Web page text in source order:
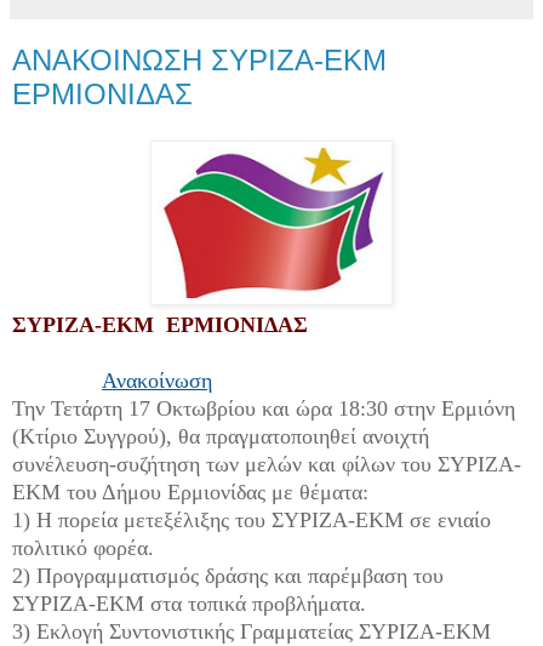
ΑΝΑΚΟΙΝΩΣΗ ΣΥΡΙΖΑ-ΕΚΜ
ΕΡΜΙΟΝΙΔΑΣ
ΣΥΡΙΖΑ-ΕΚΜ ΕΡΜΙΟΝΙΔΑΣ
Ανακοίνωση
Την Τετάρτη 17 Οκτωβρίου και ώρα 18:30 στην Ερμιόνη
(Κτίριο Συγγρού), θα πραγματοποιηθεί ανοιχτή
συνέλευση-συζήτηση των μελών και φίλων του ΣΥΡΙΖΑ-
ΕΚΜ του Δήμου Ερμιονίδας με θέματα:
1) Η πορεία μετεξέλιξης του ΣΥΡΙΖΑ-ΕΚΜ σε ενιαίο
πολιτικό φορέα.
2) Προγραμματισμός δράσης και παρέμβαση του
ΣΥΡΙΖΑ-ΕΚΜ στα τοπικά προβλήματα.
3) Εκλογή Συντονιστικής Γραμματείας ΣΥΡΙΖΑ-ΕΚΜ